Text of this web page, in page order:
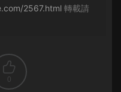
2567.html 轉載請
0